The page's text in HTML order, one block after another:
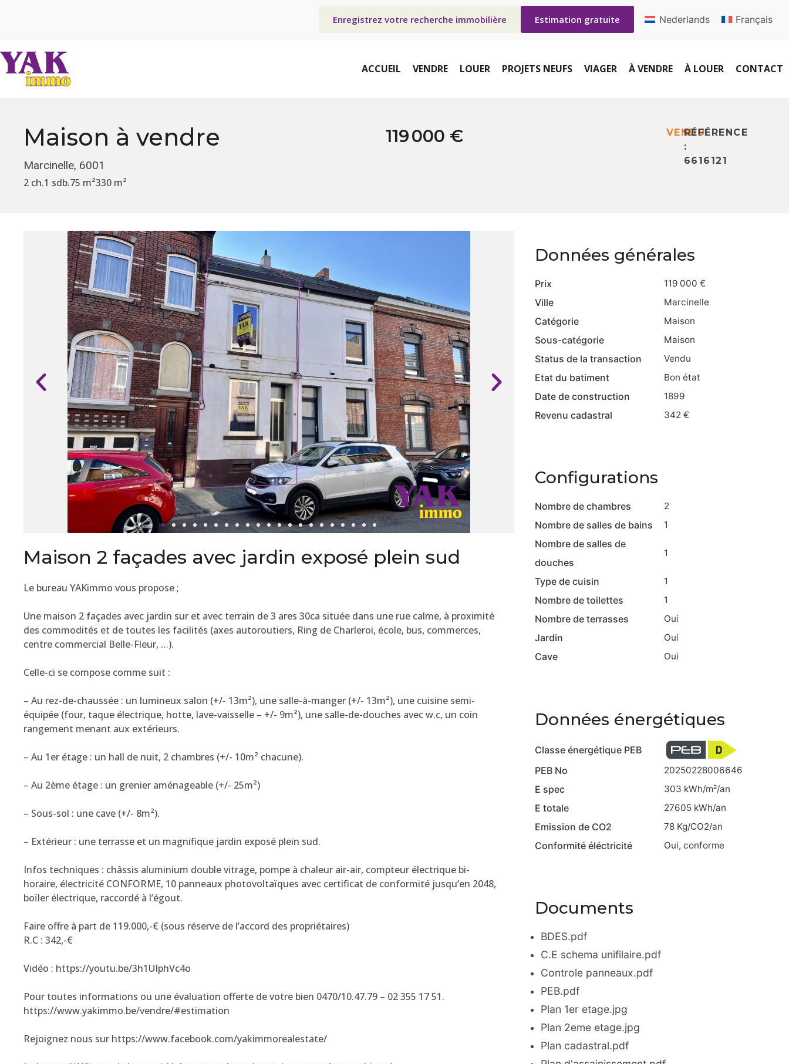
Enregistrez votre recherche immobilière Estimation gratuite Nederlands Français
ACCUEIL VENDRE LOUER PROJETS NEUFS VIAGER À VENDRE À LOUER CONTACT
Maison à vendre
Marcinelle, 6001
2 ch.1 sdb.75 m²330 m²
119 000 € VENDU
RÉFÉRENCE
:
6616121
Maison 2 façades avec jardin exposé plein sud
Le bureau YAKimmo vous propose ;
Une maison 2 façades avec jardin sur et avec terrain de 3 ares 30ca située dans une rue calme, à proximité
des commodités et de toutes les facilités (axes autoroutiers, Ring de Charleroi, école, bus, commerces,
centre commercial Belle-Fleur, …).
Celle-ci se compose comme suit :
– Au rez-de-chaussée : un lumineux salon (+/- 13m²), une salle-à-manger (+/- 13m²), une cuisine semi-
équipée (four, taque électrique, hotte, lave-vaisselle – +/- 9m²), une salle-de-douches avec w.c, un coin
rangement menant aux extérieurs.
– Au 1er étage : un hall de nuit, 2 chambres (+/- 10m² chacune).
– Au 2ème étage : un grenier aménageable (+/- 25m²)
– Sous-sol : une cave (+/- 8m²).
– Extérieur : une terrasse et un magnifique jardin exposé plein sud.
Infos techniques : châssis aluminium double vitrage, pompe à chaleur air-air, compteur électrique bi-
horaire, électricité CONFORME, 10 panneaux photovoltaïques avec certificat de conformité jusqu’en 2048,
boïler électrique, raccordé à l’égout.
Faire offre à part de 119.000,-€ (sous réserve de l’accord des propriétaires)
R.C : 342,-€
Vidéo : https://youtu.be/3h1UIphVc4o
Pour toutes informations ou une évaluation offerte de votre bien 0470/10.47.79 – 02 355 17 51.
https://www.yakimmo.be/vendre/#estimation
Rejoignez nous sur https://www.facebook.com/yakimmorealestate/
Données générales
Prix 119 000 €
Ville Marcinelle
Catégorie Maison
Sous-catégorie Maison
Status de la transaction Vendu
Etat du batiment Bon état
Date de construction 1899
Revenu cadastral 342 €
Configurations
Nombre de chambres 2
Nombre de salles de bains 1
Nombre de salles de
douches
1
Type de cuisin 1
Nombre de toilettes 1
Nombre de terrasses Oui
Jardin Oui
Cave Oui
Données énergétiques
Classe énergétique PEB
PEB No
20250228006646
E spec 303 kWh/m²/an
E totale 27605kWh/an
Emission de CO2 78Kg/CO2/an
Conformité éléctricité oui, conforme
Documents
BDES.pdf
C.E schema unifilaire.pdf
Controle panneaux.pdf
PEB.pdf
Plan 1er etage.jpg
Plan 2eme etage.jpg
Plan cadastral.pdf